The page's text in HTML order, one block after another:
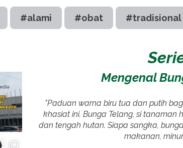
#alami #obat #tradisional
Mengenal
"Paduan warna biru tua dan putih
khasiat ini. Bunga Telang, si
dan tengah hutan. Siapa sangka,
makanan,